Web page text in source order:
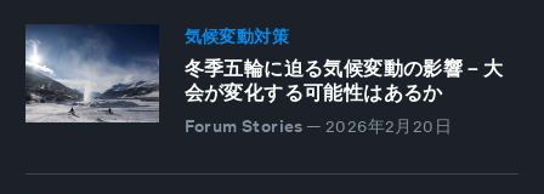
気候変動対策
冬季五輪に迫る気候変動の影響－大
会が変化する可能性はあるか
Forum Stories — 2026年2月20日